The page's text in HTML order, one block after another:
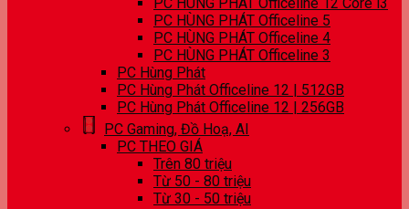
PC HÙNG PHÁT Officeline 5
PC HÙNG PHÁT Officeline 4
PC HÙNG PHÁT Officeline 3
PC Hùng Phát
PC Hùng Phát Officeline 12 | 512GB
PC Hùng Phát Officeline 12 | 256GB
PC Gaming, Đồ Hoạ, AI
PC THEO GIÁ
Trên 80 triệu
Từ 50 - 80 triệu
Từ 30 - 50 triệu